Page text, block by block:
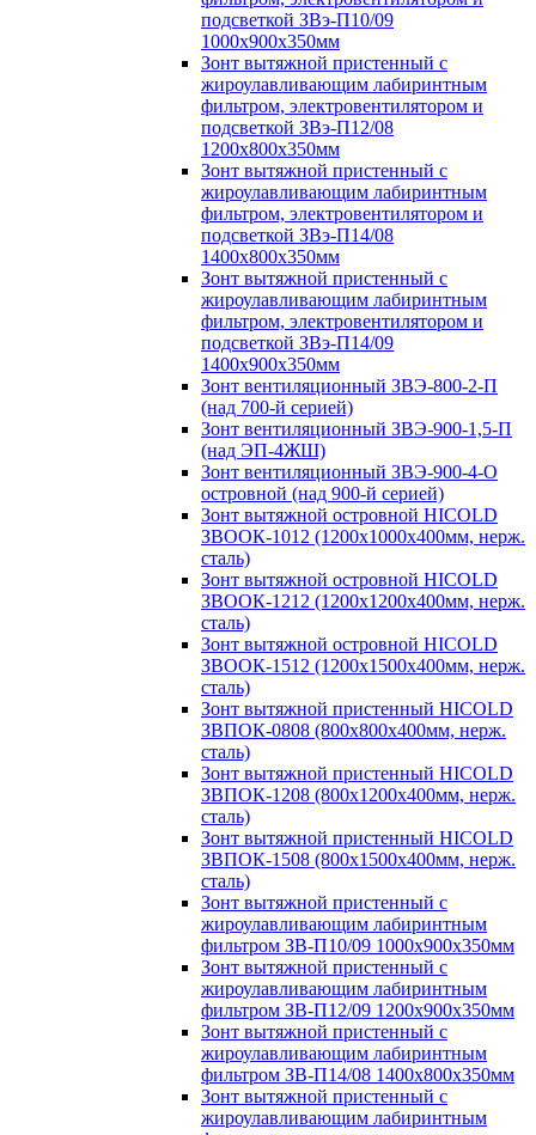
подсветкой ЗВэ-П10/09
1000х900х350мм
Зонт вытяжной пристенный с
жироулавливающим лабиринтным
фильтром, электровентилятором и
подсветкой ЗВэ-П12/08
1200х800х350мм
Зонт вытяжной пристенный с
жироулавливающим лабиринтным
фильтром, электровентилятором и
подсветкой ЗВэ-П14/08
1400х800х350мм
Зонт вытяжной пристенный с
жироулавливающим лабиринтным
фильтром, электровентилятором и
подсветкой ЗВэ-П14/09
1400х900х350мм
Зонт вентиляционный ЗВЭ-800-2-П
(над 700-й серией)
Зонт вентиляционный ЗВЭ-900-1,5-П
(над ЭП-4ЖШ)
Зонт вентиляционный ЗВЭ-900-4-О
островной (над 900-й серией)
Зонт вытяжной островной HICOLD
ЗВООК-1012 (1200х1000х400мм, нерж.
сталь)
Зонт вытяжной островной HICOLD
ЗВООК-1212 (1200x1200x400мм, нерж.
сталь)
Зонт вытяжной островной HICOLD
ЗВООК-1512 (1200х1500х400мм, нерж.
сталь)
Зонт вытяжной пристенный HICOLD
ЗВПОК-0808 (800х800х400мм, нерж.
сталь)
Зонт вытяжной пристенный HICOLD
ЗВПОК-1208 (800х1200х400мм, нерж.
сталь)
Зонт вытяжной пристенный HICOLD
ЗВПОК-1508 (800х1500х400мм, нерж.
сталь)
Зонт вытяжной пристенный с
жироулавливающим лабиринтным
фильтром ЗВ-П10/09 1000х900х350мм
Зонт вытяжной пристенный с
жироулавливающим лабиринтным
фильтром ЗВ-П12/09 1200х900х350мм
Зонт вытяжной пристенный с
жироулавливающим лабиринтным
фильтром ЗВ-П14/08 1400х800х350мм
Зонт вытяжной пристенный с
жироулавливающим лабиринтным